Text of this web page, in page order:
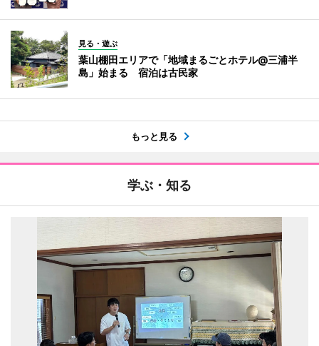
見る・遊ぶ
葉山棚田エリアで「地域まるごとホテル@三浦半
島」始まる 宿泊は古民家
もっと見る
学ぶ・知る